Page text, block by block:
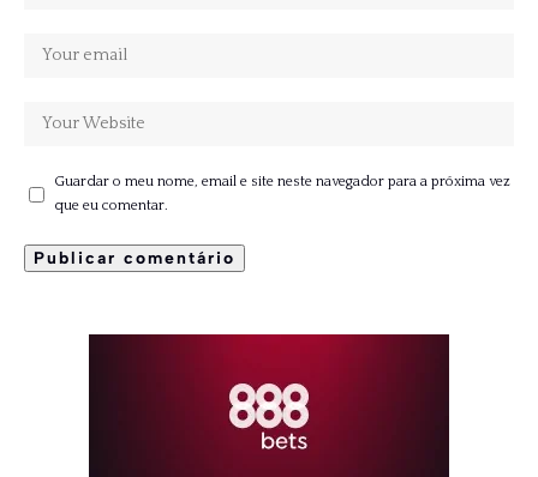
Guardar o meu nome, email e site neste navegador para a próxima vez
que eu comentar.